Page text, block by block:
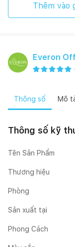
Thêm vào
Everon
Thông số Mô
Thông số kỹ
Tên Sản Phẩm
Thương hiệu
Phòng
Sản xuất tại
Phong Cách